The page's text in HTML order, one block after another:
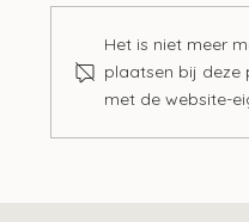
Het is niet meer
plaatsen bij deze
met de website-